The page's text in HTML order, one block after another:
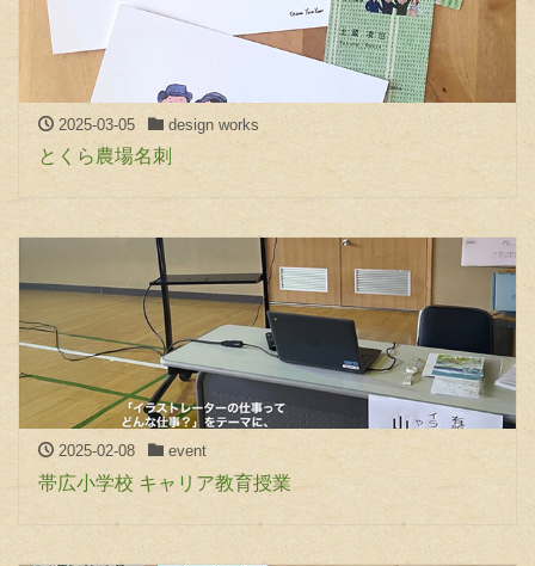
2025-03-05 design works
とくら農場名刺
2025-02-08 event
帯広小学校 キャリア教育授業